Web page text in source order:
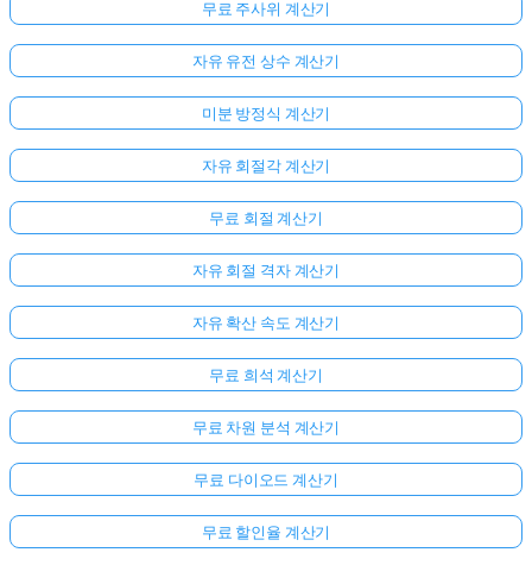
무료 주사위 계산기
자유 유전 상수 계산기
미분 방정식 계산기
자유 회절각 계산기
무료 회절 계산기
자유 회절 격자 계산기
자유 확산 속도 계산기
무료 희석 계산기
무료 차원 분석 계산기
무료 다이오드 계산기
무료 할인율 계산기